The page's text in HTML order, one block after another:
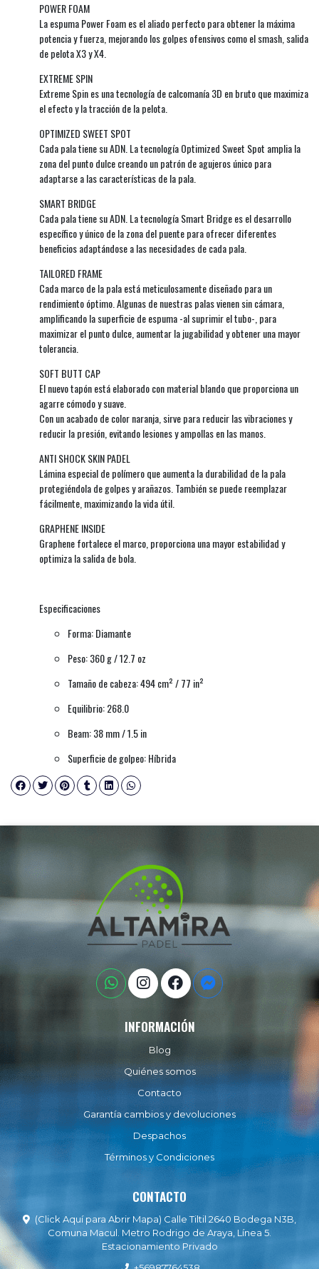
POWER FOAM
La espuma Power Foam es el aliado perfecto para obtener la máxima
potencia y fuerza, mejorando los golpes ofensivos como el smash, salida
de pelota X3 y X4.
EXTREME SPIN
Extreme Spin es una tecnología de calcomanía 3D en bruto que maximiza
el efecto y la tracción de la pelota.
OPTIMIZED SWEET SPOT
Cada pala tiene su ADN. La tecnología Optimized Sweet Spot amplia la
zona del punto dulce creando un patrón de agujeros único para
adaptarse a las características de la pala.
SMART BRIDGE
Cada pala tiene su ADN. La tecnología Smart Bridge es el desarrollo
específico y único de la zona del puente para ofrecer diferentes
beneficios adaptándose a las necesidades de cada pala.
TAILORED FRAME
Cada marco de la pala está meticulosamente diseñado para un
rendimiento óptimo. Algunas de nuestras palas vienen sin cámara,
amplificando la superficie de espuma -al suprimir el tubo-, para
maximizar el punto dulce, aumentar la jugabilidad y obtener una mayor
tolerancia.
SOFT BUTT CAP
El nuevo tapón está elaborado con material blando que proporciona un
agarre cómodo y suave.
Con un acabado de color naranja, sirve para reducir las vibraciones y
reducir la presión, evitando lesiones y ampollas en las manos.
ANTI SHOCK SKIN PADEL
Lámina especial de polímero que aumenta la durabilidad de la pala
protegiéndola de golpes y arañazos. También se puede reemplazar
fácilmente, maximizando la vida útil.
GRAPHENE INSIDE
Graphene fortalece el marco, proporciona una mayor estabilidad y
optimiza la salida de bola.
Especificaciones
Forma: Diamante
Peso: 360 g / 12.7 oz
Tamaño de cabeza: 494 cm² / 77 in²
Equilibrio: 268.0
Beam: 38 mm / 1.5 in
Superficie de golpeo: Híbrida
INFORMACIÓN
Blog
Quiénes somos
Contacto
Garantía cambios y devoluciones
Despachos
Términos y Condiciones
CONTACTO
(Click Aquí para Abrir Mapa) Calle Tiltil 2640 Bodega N3B,
Comuna Macul. Metro Rodrigo de Araya, Línea 5.
Estacionamiento Privado